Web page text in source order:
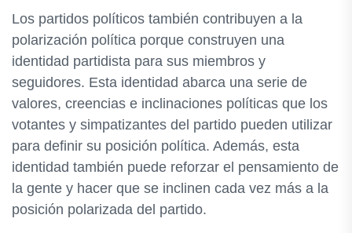
Los partidos políticos también contribuyen a la
polarización política porque construyen una
identidad partidista para sus miembros y
seguidores. Esta identidad abarca una serie de
valores, creencias e inclinaciones políticas que los
votantes y simpatizantes del partido pueden utilizar
para definir su posición política. Además, esta
identidad también puede reforzar el pensamiento de
la gente y hacer que se inclinen cada vez más a la
posición polarizada del partido.